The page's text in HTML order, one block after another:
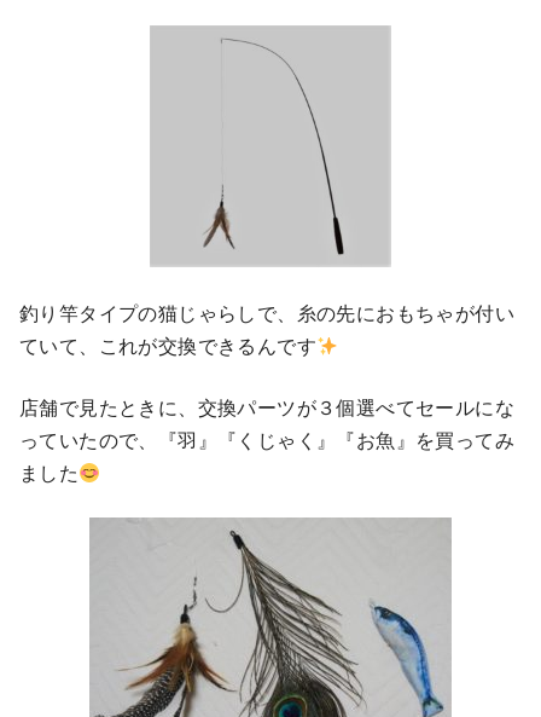
釣り竿タイプの猫じゃらしで、糸の先におもちゃが付い
ていて、これが交換できるんです
店舗で見たときに、交換パーツが３個選べてセールにな
っていたので、『羽』『くじゃく』『お魚』を買ってみ
ました